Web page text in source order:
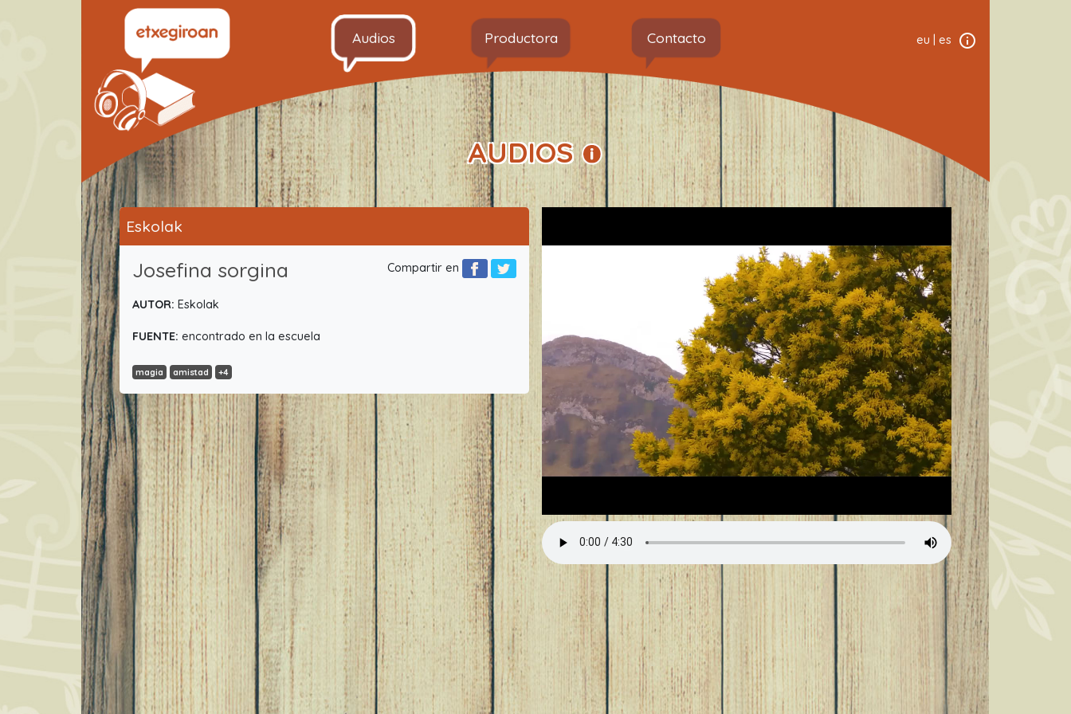
Audios Productora Contacto eu es
AUDIOS
Eskolak
Compartir en
Josefina sorgina
AUTOR: Eskolak
FUENTE: encontrado en la escuela
magia amistad +4